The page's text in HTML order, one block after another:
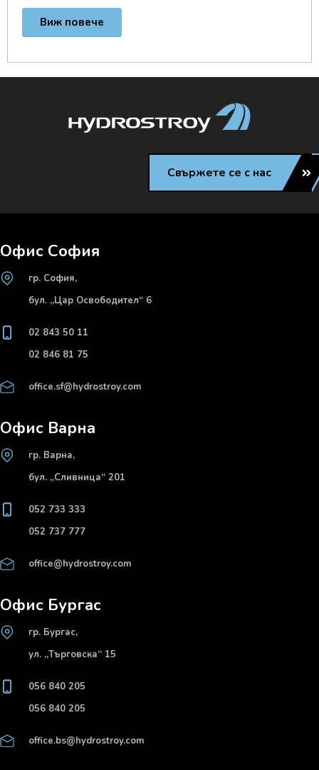
Виж повече
Свържете се с нас
Офис София
гр. София,
бул. „Цар Освободител“ 6
02 843 50 11
02 846 81 75
office.sf@hydrostroy.com
Офис Варна
гр. Варна,
бул. „Сливница“ 201
052 733 333
052 737 777
office@hydrostroy.com
Офис Бургас
гр. Бургас,
ул. „Търговска“ 15
056 840 205
056 840 205
office.bs@hydrostroy.com